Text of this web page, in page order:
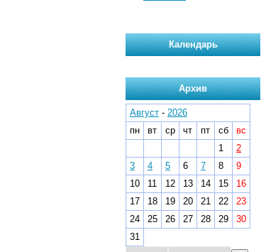
Календарь
Архив
Август - 2026
пн
вт ср чт пт сб
вс
1
2
3
4 5 6 7 8
9
10
11 12 13 14 15
16
17
18 19 20 21 22
23
24
25 26 27 28 29
30
31